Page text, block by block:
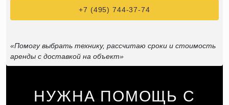
НУЖНА ПОМОЩЬ С
+7 (495) 744-37-74
«Помогу выбрать технику, рассчитаю сроки и стоимость
аренды с доставкой на объект»